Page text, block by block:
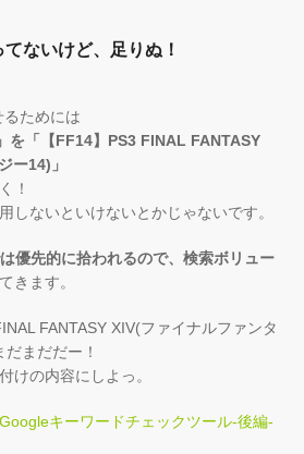
ないけど、足りぬ！
ためには
を「【FF14】PS3 FINAL FANTASY
ー14)」
！
しないといけないとかじゃないです。
優先的に拾われるので、検索ボリュー
きます。
FANTASY XIV(ファイナルファンタ
まだだー！
けの内容にしよっ。
キーワードチェックツール‐後編‐